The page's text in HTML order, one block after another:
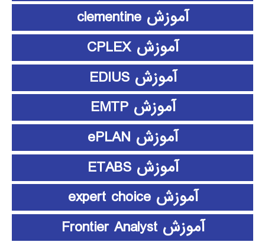
آموزش clementine
آموزش CPLEX
آموزش EDIUS
آموزش EMTP
آموزش ePLAN
آموزش ETABS
آموزش expert choice
آموزش Frontier Analyst